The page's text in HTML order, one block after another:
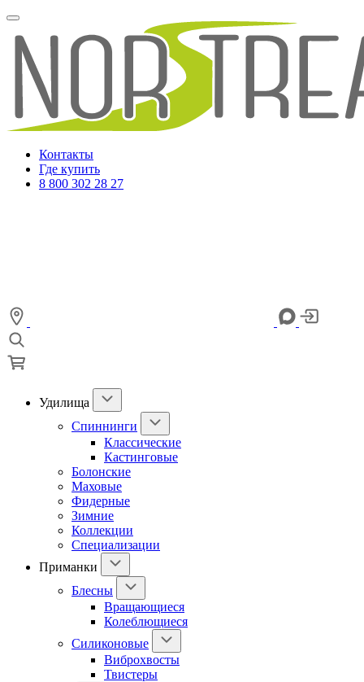
Контакты
Где купить
8 800 302 28 27
Удилища
Спиннинги
Классические
Кастинговые
Болонские
Маховые
Фидерные
Зимние
Коллекции
Специализации
Приманки
Блесны
Вращающиеся
Колеблющиеся
Силиконовые
Виброхвосты
Твистеры